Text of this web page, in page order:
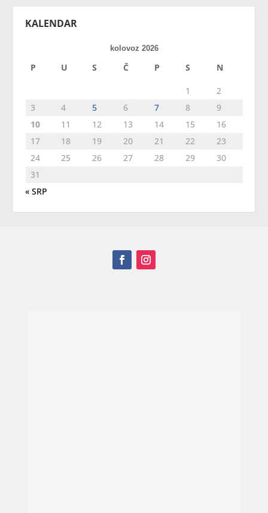
KALENDAR
kolovoz 2026
P U S Č P S N
1
2
3
4 5 6 7 8
9
10
11 12 13 14 15
16
17
18 19 20 21 22
23
24
25 26 27 28 29
30
31
« SRP